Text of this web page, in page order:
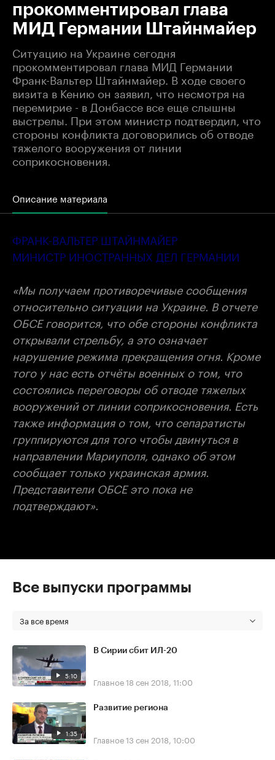
прокомментировал глава
МИД Германии Штайнмайер
Ситуацию на Украине сегодня
прокомментировал глава МИД Германии
Франк-Вальтер Штайнмайер. В ходе своего
визита в Кению он заявил, что несмотря на
перемирие - в Донбассе все еще слышны
выстрелы. При этом министр подтвердил, что
стороны конфликта договорились об отводе
тяжелого вооружения от линии
соприкосновения.
Описание материала
ФРАНК-ВАЛЬТЕР ШТАЙНМАЙЕР
МИНИСТР ИНОСТРАННЫХ ДЕЛ ГЕРМАНИИ
«Мы получаем противоречивые сообщения
относительно ситуации на Украине. В отчете
ОБСЕ говорится, что обе стороны конфликта
открывали стрельбу, а это означает
нарушение режима прекращения огня. Кроме
того у нас есть отчёты военных о том, что
состоялись переговоры об отводе тяжелых
вооружений от линии соприкосновения. Есть
также информация о том, что сепаратисты
группируются для того чтобы двинуться в
направлении Мариуполя, однако об этом
сообщает только украинская армия.
Представители ОБСЕ это пока не
подтверждают».
Все выпуски программы
За все время
5:10
В Сирии сбит ИЛ-20
Главное18 сен 2018, 11:00
1:35
Развитие региона
Главное13 сен 2018, 10:00